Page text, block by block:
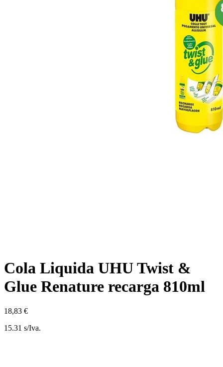
Cola Liquida UHU Twist &
Glue Renature recarga 810ml
18,83 €
15.31 s/Iva.